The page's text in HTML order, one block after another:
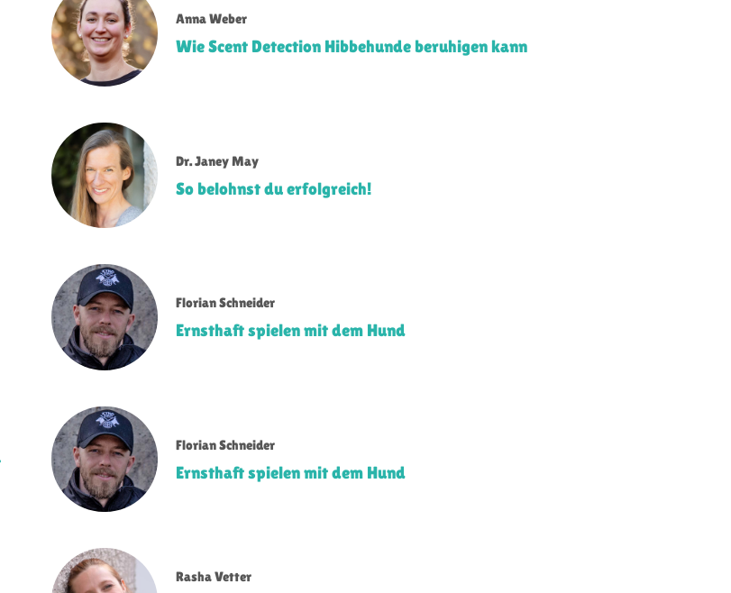
Anna Weber
Wie Scent Detection Hibbehunde beruhigen kann
Dr. Janey May
So belohnst du erfolgreich!
Florian Schneider
Ernsthaft spielen mit dem Hund
Florian Schneider
Ernsthaft spielen mit dem Hund
Rasha Vetter